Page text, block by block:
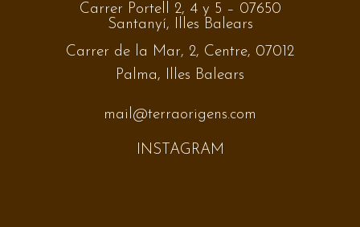
Carrer Portell 2, 4 y 5 – 07650
Santanyí, Illes Balears
Carrer de la Mar, 2, Centre, 07012
Palma, Illes Balears
mail@terraorigens.com
INSTAGRAM